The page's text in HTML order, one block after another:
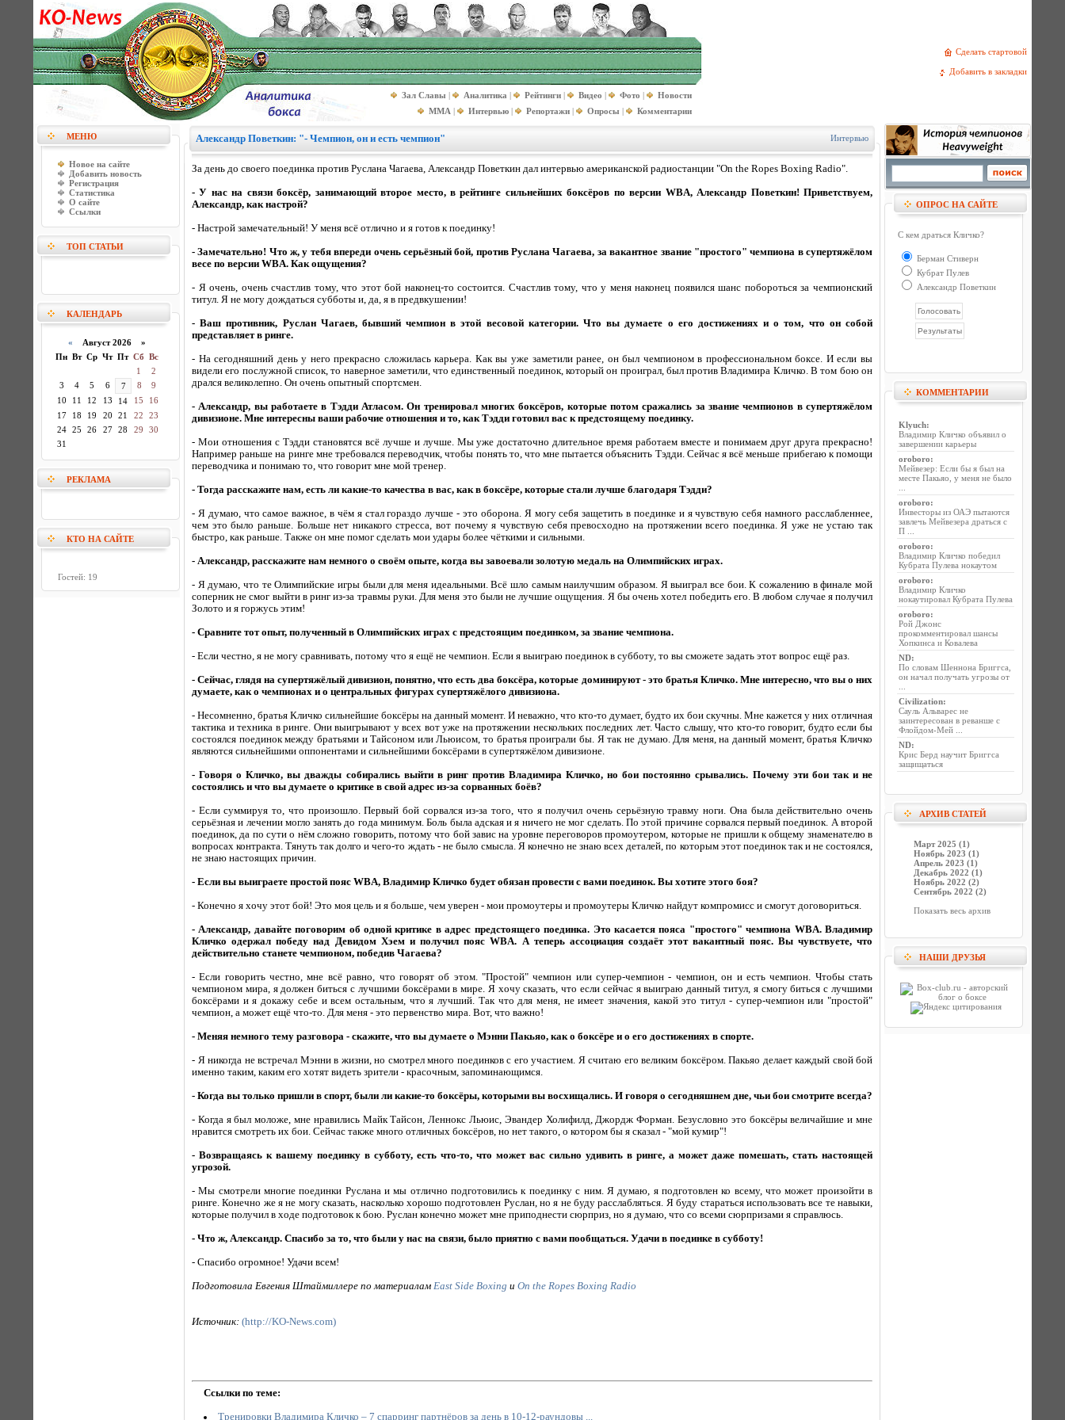
Сделать стартовой
Добавить в закладки
Зал Славы | Аналитика | Рейтинги | Видео | Фото |
Новости
MMA | Интервью | Репортажи | Опросы | Комментарии
МЕНЮ
Новое на сайте
Добавить новость
Регистрация
Статистика
О сайте
Ссылки
ТОП СТАТЬИ
КАЛЕНДАРЬ
« Август 2026 »
Пн Вт Ср Чт Пт Сб Вс
1
2
3
4 5 6 7 8
9
10
11 12 13 14 15
16
17
18 19 20 21 22
23
24
25 26 27 28 29
30
31
РЕКЛАМА
КТО НА САЙТЕ
Гостей: 19
Александр Поветкин: "- Чемпион, он и есть чемпион" Интервью
За день до своего поединка против Руслана Чагаева, Александр Поветкин дал интервью американской радиостанции "On the Ropes Boxing Radio".
- У нас на связи боксёр, занимающий второе место, в рейтинге сильнейших боксёров по версии WBA, Александр Поветкин! Приветствуем,
Александр, как настрой?
- Настрой замечательный! У меня всё отлично и я готов к поединку!
- Замечательно! Что ж, у тебя впереди очень серьёзный бой, против Руслана Чагаева, за вакантное звание "простого" чемпиона в супертяжёлом
весе по версии WBA. Как ощущения?
- Я очень, очень счастлив тому, что этот бой наконец-то состоится. Счастлив тому, что у меня наконец появился шанс побороться за чемпионский
титул. Я не могу дождаться субботы и, да, я в предвкушении!
- Ваш противник, Руслан Чагаев, бывший чемпион в этой весовой категории. Что вы думаете о его достижениях и о том, что он собой
представляет в ринге.
- На сегодняшний день у него прекрасно сложилась карьера. Как вы уже заметили ранее, он был чемпионом в профессиональном боксе. И если вы
видели его послужной список, то наверное заметили, что единственный поединок, который он проиграл, был против Владимира Кличко. В том бою он
дрался великолепно. Он очень опытный спортсмен.
- Александр, вы работаете в Тэдди Атласом. Он тренировал многих боксёров, которые потом сражались за звание чемпионов в супертяжёлом
дивизионе. Мне интересны ваши рабочие отношения и то, как Тэдди готовил вас к предстоящему поединку.
- Мои отношения с Тэдди становятся всё лучше и лучше. Мы уже достаточно длительное время работаем вместе и понимаем друг друга прекрасно!
Например раньше на ринге мне требовался переводчик, чтобы понять то, что мне пытается объяснить Тэдди. Сейчас я всё меньше прибегаю к помощи
переводчика и понимаю то, что говорит мне мой тренер.
- Тогда расскажите нам, есть ли какие-то качества в вас, как в боксёре, которые стали лучше благодаря Тэдди?
- Я думаю, что самое важное, в чём я стал гораздо лучше - это оборона. Я могу себя защетить в поединке и я чувствую себя намного расслабленнее,
чем это было раньше. Больше нет никакого стресса, вот почему я чувствую себя превосходно на протяжении всего поединка. Я уже не устаю так
быстро, как раньше. Также он мне помог сделать мои удары более чёткими и сильными.
- Александр, расскажите нам немного о своём опыте, когда вы завоевали золотую медаль на Олимпийских играх.
- Я думаю, что те Олимпийские игры были для меня идеальными. Всё шло самым наилучшим образом. Я выиграл все бои. К сожалению в финале мой
соперник не смог выйти в ринг из-за травмы руки. Для меня это были не лучшие ощущения. Я бы очень хотел победить его. В любом случае я получил
Золото и я горжусь этим!
- Сравните тот опыт, полученный в Олимпийских играх с предстоящим поединком, за звание чемпиона.
- Если честно, я не могу сравнивать, потому что я ещё не чемпион. Если я выиграю поединок в субботу, то вы сможете задать этот вопрос ещё раз.
- Сейчас, глядя на супертяжёлый дивизион, понятно, что есть два боксёра, которые доминируют - это братья Кличко. Мне интересно, что вы о них
думаете, как о чемпионах и о центральных фигурах супертяжёлого дивизиона.
- Несомненно, братья Кличко сильнейшие боксёры на данный момент. И неважно, что кто-то думает, будто их бои скучны. Мне кажется у них отличная
тактика и техника в ринге. Они выигрывают у всех вот уже на протяжении нескольких последних лет. Часто слышу, что кто-то говорит, будто если бы
состоялся поединок между братьями и Тайсоном или Льюисом, то братья проиграли бы. Я так не думаю. Для меня, на данный момент, братья Кличко
являются сильнейшими оппонентами и сильнейшими боксёрами в супертяжёлом дивизионе.
- Говоря о Кличко, вы дважды собирались выйти в ринг против Владимира Кличко, но бои постоянно срывались. Почему эти бои так и не
состоялись и что вы думаете о критике в свой адрес из-за сорванных боёв?
- Если суммируя то, что произошло. Первый бой сорвался из-за того, что я получил очень серьёзную травму ноги. Она была действительно очень
серьёзная и лечении могло занять до года минимум. Боль была адская и я ничего не мог сделать. По этой причине сорвался первый поединок. А второй
поединок, да по сути о нём сложно говорить, потому что бой завис на уровне переговоров промоутером, которые не пришли к общему знаменателю в
вопросах контракта. Тянуть так долго и чего-то ждать - не было смысла. Я конечно не знаю всех деталей, по которым этот поединок так и не состоялся,
не знаю настоящих причин.
- Если вы выиграете простой пояс WBA, Владимир Кличко будет обязан провести с вами поединок. Вы хотите этого боя?
- Конечно я хочу этот бой! Это моя цель и я больше, чем уверен - мои промоутеры и промоутеры Кличко найдут компромисс и смогут договориться.
- Александр, давайте поговорим об одной критике в адрес предстоящего поединка. Это касается пояса "простого" чемпиона WBA. Владимир
Кличко одержал победу над Девидом Хэем и получил пояс WBA. А теперь ассоциация создаёт этот вакантный пояс. Вы чувствуете, что
действительно станете чемпионом, победив Чагаева?
- Если говорить честно, мне всё равно, что говорят об этом. "Простой" чемпион или супер-чемпион - чемпион, он и есть чемпион. Чтобы стать
чемпионом мира, я должен биться с лучшими боксёрами в мире. Я хочу сказать, что если сейчас я выиграю данный титул, я смогу биться с лучшими
боксёрами и я докажу себе и всем остальным, что я лучший. Так что для меня, не имеет значения, какой это титул - супер-чемпион или "простой"
чемпион, а может ещё что-то. Для меня - это первенство мира. Вот, что важно!
- Меняя немного тему разговора - скажите, что вы думаете о Мэнни Пакьяо, как о боксёре и о его достижениях в спорте.
- Я никогда не встречал Мэнни в жизни, но смотрел много поединков с его участием. Я считаю его великим боксёром. Пакьяо делает каждый свой бой
именно таким, каким его хотят видеть зрители - красочным, запоминающимся.
- Когда вы только пришли в спорт, были ли какие-то боксёры, которыми вы восхищались. И говоря о сегодняшнем дне, чьи бои смотрите всегда?
- Когда я был моложе, мне нравились Майк Тайсон, Леннокс Льюис, Эвандер Холифилд, Джордж Форман. Безусловно это боксёры величайшие и мне
нравится смотреть их бои. Сейчас также много отличных боксёров, но нет такого, о котором бы я сказал - "мой кумир"!
- Возвращаясь к вашему поединку в субботу, есть что-то, что может вас сильно удивить в ринге, а может даже помешать, стать настоящей
угрозой.
- Мы смотрели многие поединки Руслана и мы отлично подготовились к поединку с ним. Я думаю, я подготовлен ко всему, что может произойти в
ринге. Конечно же я не могу сказать, насколько хорошо подготовлен Руслан, но я не буду расслабляться. Я буду стараться использовать все те навыки,
которые получил в ходе подготовок к бою. Руслан конечно может мне приподнести сюрприз, но я думаю, что со всеми сюрпризами я справлюсь.
- Что ж, Александр. Спасибо за то, что были у нас на связи, было приятно с вами пообщаться. Удачи в поединке в субботу!
- Спасибо огромное! Удачи всем!
Подготовила Евгения Штаймиллере по материалам East Side Boxing и On the Ropes Boxing Radio
Источник: (http://KO-News.com)
Ссылки по теме:
Тренировки Владимира Кличко – 7 спарринг партнёров за день в 10-12-раундовы ...
ОПРОС НА САЙТЕ
С кем драться Кличко?
Берман Стиверн
Кубрат Пулев
Александр Поветкин
КОММЕНТАРИИ
Klyuch:
Владимир Кличко объявил о
завершении карьеры
oroboro:
Мейвезер: Если бы я был на
месте Пакьяо, у меня не было
oroboro:
Инвесторы из ОАЭ пытаются
завлечь Мейвезера драться с
П ...
oroboro:
Владимир Кличко победил
Кубрата Пулева нокаутом
oroboro:
Владимир Кличко
нокаутировал Кубрата Пулева
oroboro:
Рой Джонс
прокомментировал шансы
Хопкинса и Ковалева
ND:
По словам Шеннона Бриггса,
он начал получать угрозы от
Civilization:
Сауль Альварес не
заинтересован в реванше с
Флойдом-Мей ...
ND:
Крис Берд научит Бриггса
защищаться
АРХИВ СТАТЕЙ
Март 2025 (1)
Ноябрь 2023 (1)
Апрель 2023 (1)
Декабрь 2022 (1)
Ноябрь 2022 (2)
Сентябрь 2022 (2)
Показать весь архив
НАШИ ДРУЗЬЯ